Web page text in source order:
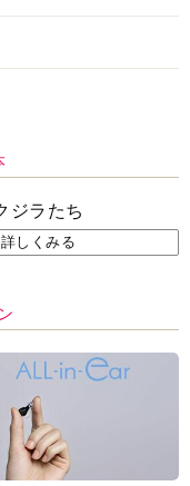
ジラたち
詳しくみる